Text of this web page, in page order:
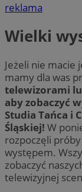
reklama
Wielki
Jeżeli nie macie
mamy dla was
telewizorami
aby zobaczyć
Studia Tańca i
Śląskiej! W
rozpoczęli
występem.
zobaczyć
telewizyjnej